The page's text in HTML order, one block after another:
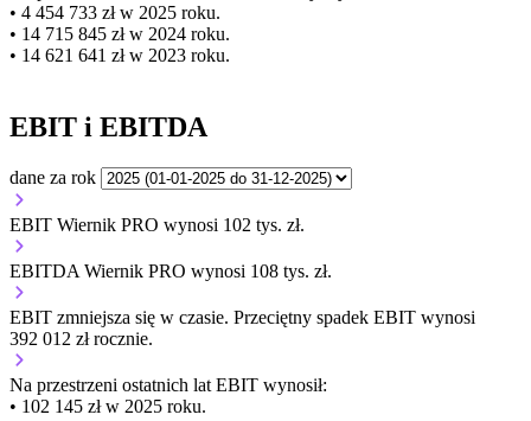
• 4 454 733 zł w 2025 roku.
• 14 715 845 zł w 2024 roku.
• 14 621 641 zł w 2023 roku.
EBIT i EBITDA
dane za rok
EBIT Wiernik PRO wynosi 102 tys. zł.
EBITDA Wiernik PRO wynosi 108 tys. zł.
EBIT zmniejsza się w czasie. Przeciętny spadek EBIT wynosi
392 012 zł rocznie.
Na przestrzeni ostatnich lat EBIT wynosił:
• 102 145 zł w 2025 roku.